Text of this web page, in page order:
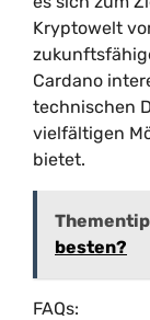
Kryptowelt
Cardano
technischen
vielfältigen
bietet.
besten?
FAQs: